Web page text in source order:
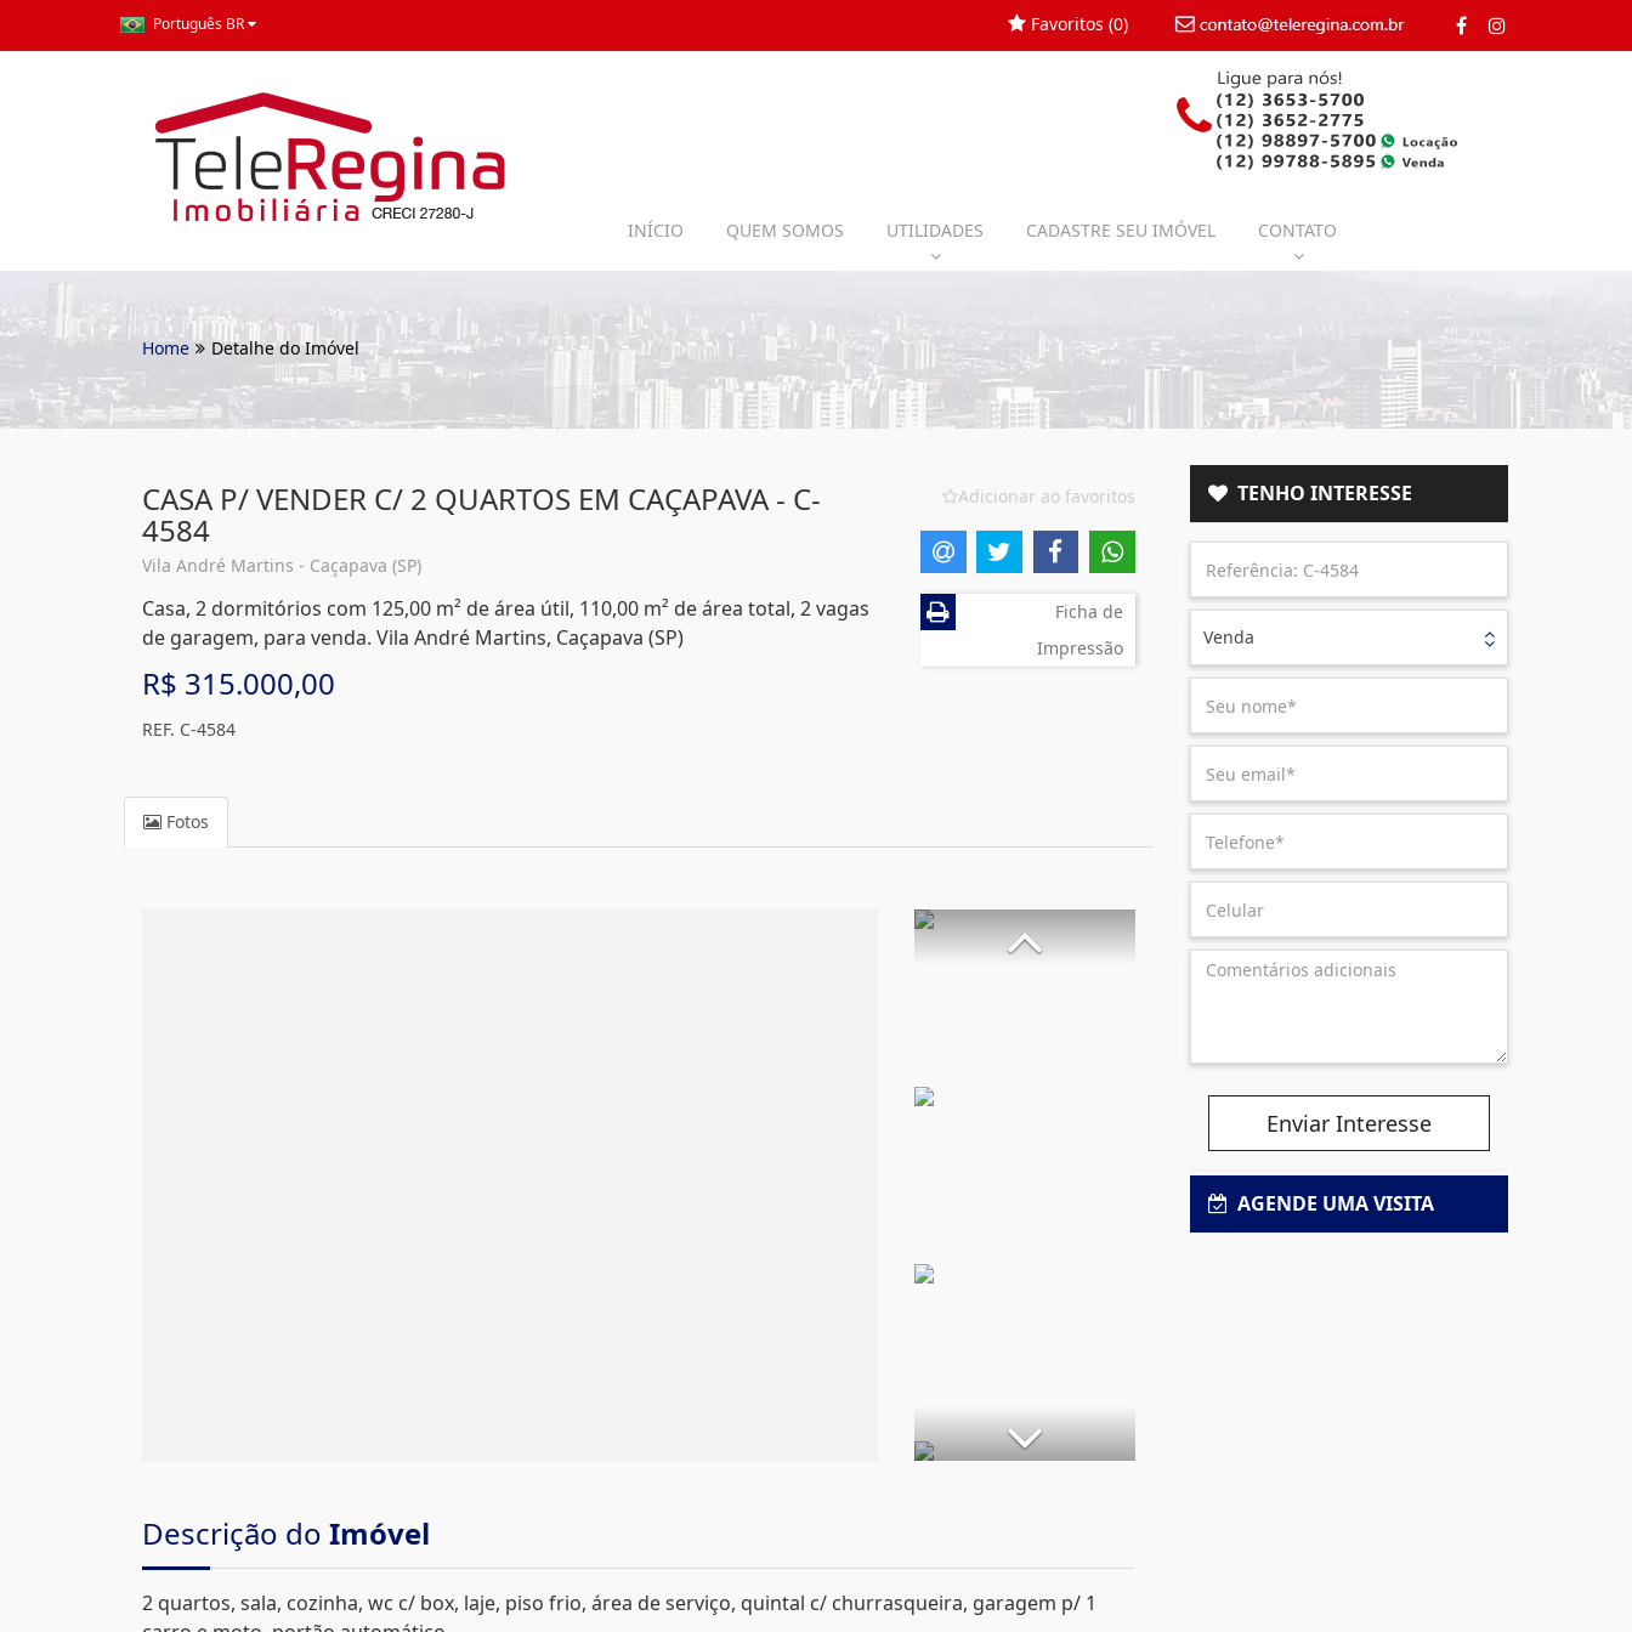
Português BR contato@teleregina.com.br
Favoritos (0)
INÍCIO QUEM SOMOS UTILIDADES CADASTRE SEU IMÓVEL CONTATO
Home Detalhe do Imóvel
CASA P/ VENDER C/ 2 QUARTOS EM CAÇAPAVA - C-
4584
Vila André Martins - Caçapava (SP)
Casa, 2 dormitórios com 125,00 m² de área útil, 110,00 m² de área total, 2 vagas
de garagem, para venda. Vila André Martins, Caçapava (SP)
R$ 315.000,00
REF. C-4584
Adicionar ao favoritos
Ficha de
Impressão
Fotos
Descrição do Imóvel
2 quartos, sala, cozinha, wc c/ box, laje, piso frio, área de serviço, quintal c/ churrasqueira, garagem p/ 1
TENHO INTERESSE
Venda
Enviar Interesse
AGENDE UMA VISITA